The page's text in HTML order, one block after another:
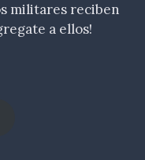
militares reciben
a ellos!